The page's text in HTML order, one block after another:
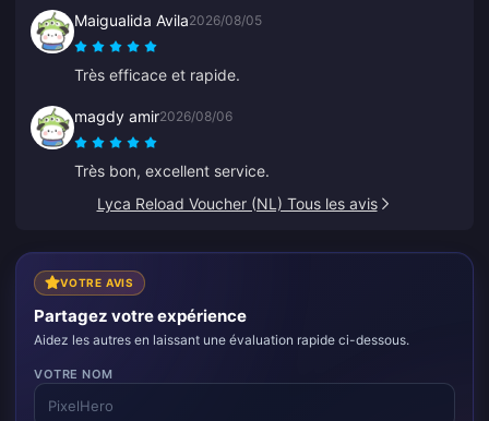
Maigualida Avila2026/08/05
Très efficace et rapide.
magdy amir2026/08/06
Très bon, excellent service.
Lyca Reload Voucher (NL) Tous les avis
VOTRE AVIS
Partagez votre expérience
Aidez les autres en laissant une évaluation rapide ci-dessous.
VOTRE NOM